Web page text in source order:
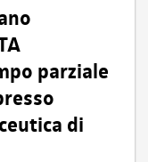
parziale
di